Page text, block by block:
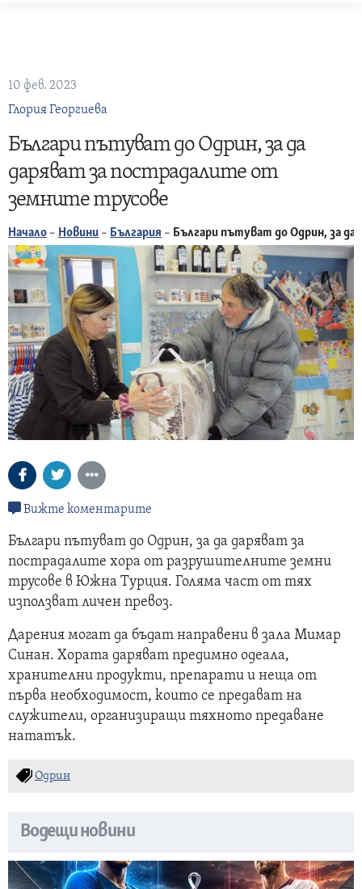
10 фев. 2023
Глория Георгиева
Българи пътуват до Одрин, за да
даряват за пострадалите от
земните трусове
Начало – Новини – България – Българи пътуват до Одрин, за
Вижте коментарите
Българи пътуват до Одрин, за да даряват за
пострадалите хора от разрушителните земни
трусове в Южна Турция. Голяма част от тях
използват личен превоз.
Дарения могат да бъдат направени в зала Мимар
Синан. Хората даряват предимно одеала,
хранителни продукти, препарати и неща от
първа необходимост, които се предават на
служители, организиращи тяхното предаване
нататък.
Одрин
Водещи новини